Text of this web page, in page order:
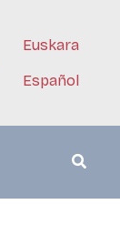
Euskara
Español